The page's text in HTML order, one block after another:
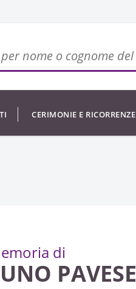
CERIMONIE E RICORRENZE
di
PAVESE